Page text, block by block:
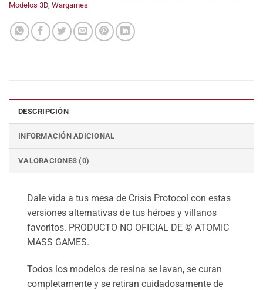
Modelos 3D, Wargames
DESCRIPCIÓN
INFORMACIÓN ADICIONAL
VALORACIONES (0)
Dale vida a tus mesa de Crisis Protocol con estas
versiones alternativas de tus héroes y villanos
favoritos. PRODUCTO NO OFICIAL DE © ATOMIC
MASS GAMES.
Todos los modelos de resina se lavan, se curan
completamente y se retiran cuidadosamente de